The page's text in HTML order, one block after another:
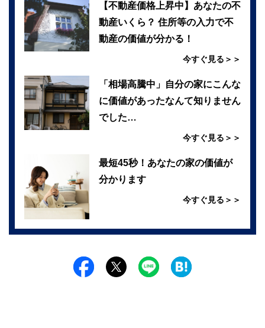
【不動産価格上昇中】あなたの不
動産いくら？ 住所等の入力で不
動産の価値が分かる！
今すぐ見る＞＞
「相場高騰中」自分の家にこんな
に価値があったなんて知りません
でした…
今すぐ見る＞＞
最短45秒！あなたの家の価値が
分かります
今すぐ見る＞＞